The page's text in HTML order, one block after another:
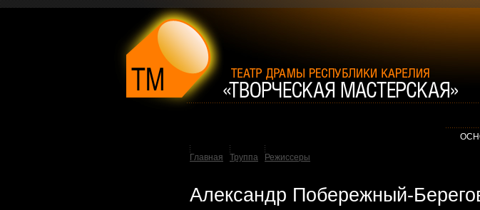
Главная Труппа Режиссеры
Александр Побережный-